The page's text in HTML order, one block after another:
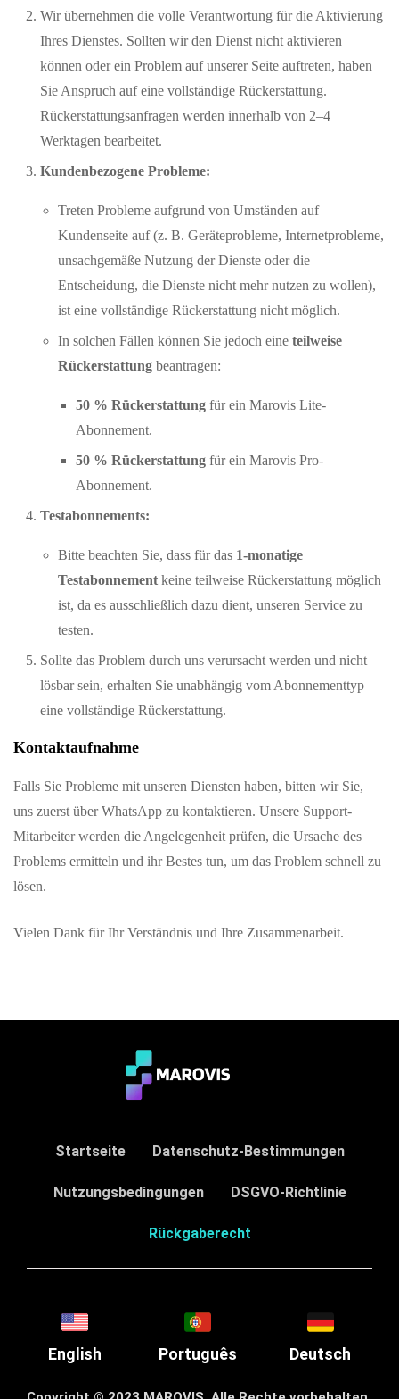
Wir übernehmen die volle Verantwortung für die Aktivierung
Ihres Dienstes. Sollten wir den Dienst nicht aktivieren
können oder ein Problem auf unserer Seite auftreten, haben
Sie Anspruch auf eine vollständige Rückerstattung.
Rückerstattungsanfragen werden innerhalb von 2–4
Werktagen bearbeitet.
Kundenbezogene Probleme:
Treten Probleme aufgrund von Umständen auf
Kundenseite auf (z. B. Geräteprobleme, Internetprobleme,
unsachgemäße Nutzung der Dienste oder die
Entscheidung, die Dienste nicht mehr nutzen zu wollen),
ist eine vollständige Rückerstattung nicht möglich.
In solchen Fällen können Sie jedoch eine teilweise
Rückerstattung beantragen:
50 % Rückerstattung für ein Marovis Lite-
Abonnement.
50 % Rückerstattung für ein Marovis Pro-
Abonnement.
Testabonnements:
Bitte beachten Sie, dass für das 1-monatige
Testabonnement keine teilweise Rückerstattung möglich
ist, da es ausschließlich dazu dient, unseren Service zu
testen.
Sollte das Problem durch uns verursacht werden und nicht
lösbar sein, erhalten Sie unabhängig vom Abonnementtyp
eine vollständige Rückerstattung.
Kontaktaufnahme
Falls Sie Probleme mit unseren Diensten haben, bitten wir Sie,
uns zuerst über WhatsApp zu kontaktieren. Unsere Support-
Mitarbeiter werden die Angelegenheit prüfen, die Ursache des
Problems ermitteln und ihr Bestes tun, um das Problem schnell zu
lösen.
Vielen Dank für Ihr Verständnis und Ihre Zusammenarbeit.
Startseite Datenschutz-Bestimmungen
Nutzungsbedingungen DSGVO-Richtlinie
Rückgaberecht
English Português Deutsch